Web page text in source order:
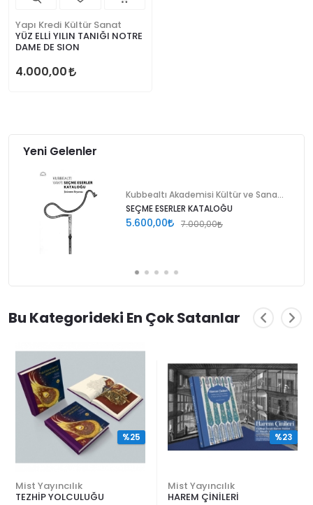
Yapı Kredi Kültür Sanat
YÜZ ELLİ YILIN TANIĞI NOTRE
DAME DE SION
4.000,00
Yeni Gelenler
SEÇME ESERLER KATALOĞU
5.600,00 7.000,00
Bu Kategorideki En Çok Satanlar
Mist Yayıncılık
TEZHİP YOLCULUĞU
%25
Mist Yayıncılık
HAREM ÇİNİLERİ
%23